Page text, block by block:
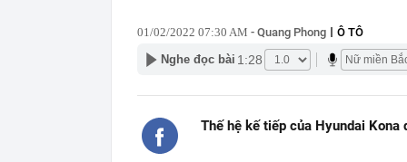
01/02/2022 07:30 AM - Quang Phong
Ô TÔ
Nghe đọc bài 1:28
Thế hệ kế tiếp của Hyundai